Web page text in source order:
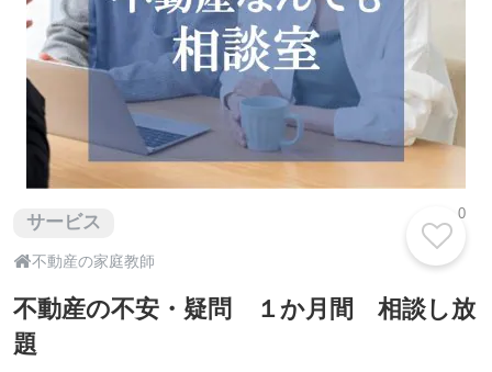
サービス
不動産の家庭教師
不動産の不安・疑問 １か月間 相談し放
題
0